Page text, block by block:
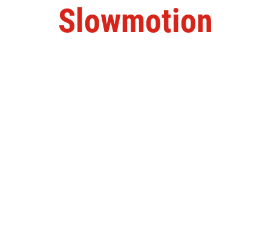
Slowmotion